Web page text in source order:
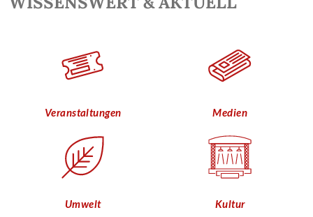
Veranstaltungen Medien
Umwelt Kultur